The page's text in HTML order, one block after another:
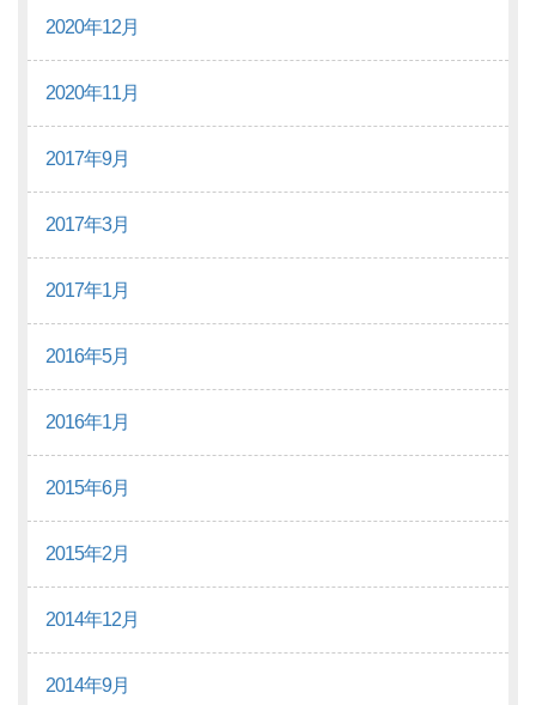
2020年12月
2020年11月
2017年9月
2017年3月
2017年1月
2016年5月
2016年1月
2015年6月
2015年2月
2014年12月
2014年9月